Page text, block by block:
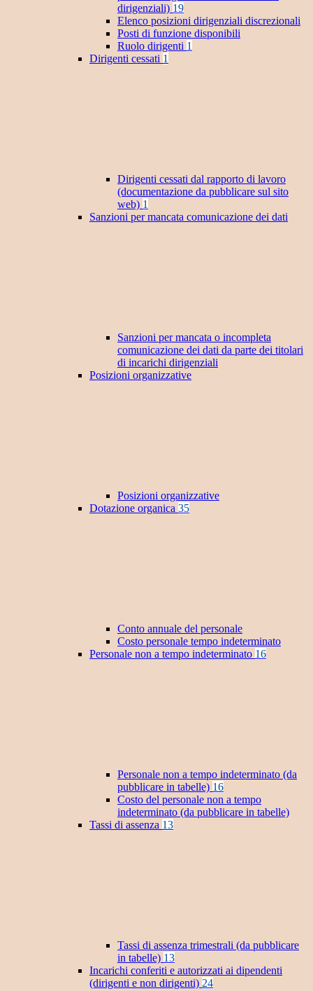
dirigenziali) 19
Elenco posizioni dirigenziali discrezionali
Posti di funzione disponibili
Ruolo dirigenti 1
Dirigenti cessati 1
Dirigenti cessati dal rapporto di lavoro
(documentazione da pubblicare sul sito
web) 1
Sanzioni per mancata comunicazione dei dati
Sanzioni per mancata o incompleta
comunicazione dei dati da parte dei titolari
di incarichi dirigenziali
Posizioni organizzative
Posizioni organizzative
Dotazione organica 35
Conto annuale del personale
Costo personale tempo indeterminato
Personale non a tempo indeterminato 16
Personale non a tempo indeterminato (da
pubblicare in tabelle) 16
Costo del personale non a tempo
indeterminato (da pubblicare in tabelle)
Tassi di assenza 13
Tassi di assenza trimestrali (da pubblicare
in tabelle) 13
Incarichi conferiti e autorizzati ai dipendenti
(dirigenti e non dirigenti) 24